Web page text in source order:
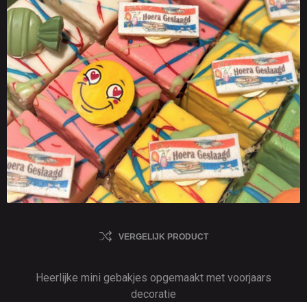
VERGELIJK PRODUCT
Heerlijke mini gebakjes opgemaakt met voorjaars
decoratie